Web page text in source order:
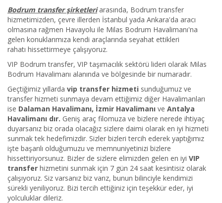
Bodrum transfer şirketleriarasında, Bodrum transfer
hizmetimizden, çevre illerden İstanbul yada Ankara'da aracı
olmasına rağmen Havayolu ile Milas Bodrum Havalimanı'na
gelen konuklarımıza kendi araçlarında seyahat ettikleri
rahatı hissettirmeye çalışıyoruz.
VIP Bodrum transfer, VIP taşımacılık sektörü lideri olarak Milas
Bodrum Havalimanı alanında ve bölgesinde bir numaradır.
Geçtiğimiz yıllarda vip transfer hizmeti sunduğumuz ve
transfer hizmeti sunmaya devam ettiğimiz diğer Havalimanları
ise Dalaman Havalimanı, İzmir Havalimanı ve Antalya
Havalimanı dır. Geniş araç filomuza ve bizlere nerede ihtiyaç
duyarsanız biz orada olacağız sizlere daimi olarak en iyi hizmeti
sunmak tek hedefimizdir. Sizler bizleri tercih ederek yaptığımız
işte başarılı olduğumuzu ve memnuniyetinizi bizlere
hissettiriyorsunuz. Bizler de sizlere elimizden gelen en iyi VIP
transfer hizmetini sunmak için 7 gün 24 saat kesintisiz olarak
çalışıyoruz. Siz varsanız biz varız, bunun bilinciyle kendimizi
sürekli yeniliyoruz. Bizi tercih ettiğiniz için teşekkür eder, iyi
yolculuklar dileriz.